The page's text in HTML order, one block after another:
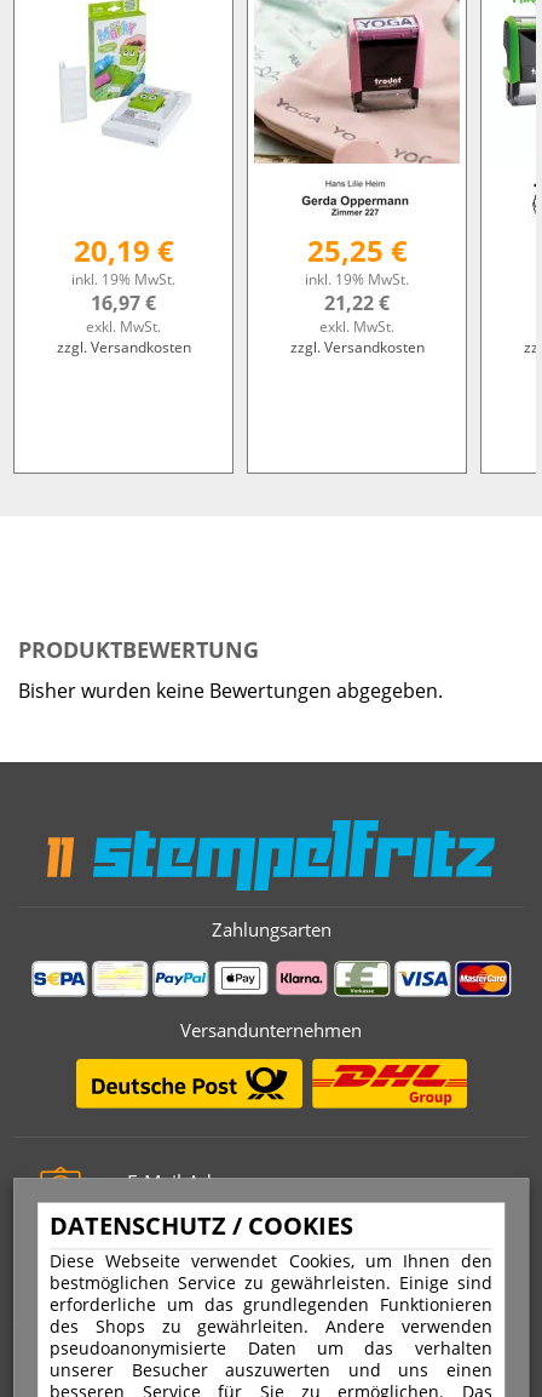
DATENSCHUTZ / COOKIES
Diese Webseite verwendet Cookies, um Ihnen den
bestmöglichen Service zu gewährleisten. Einige sind
erforderliche um das grundlegenden Funktionieren
des Shops zu gewährleiten. Andere verwenden
pseudoanonymisierte Daten um das verhalten
unserer Besucher auszuwerten und uns einen
besseren Service für Sie zu ermöglichen. Das
20,19 €
inkl. 19% MwSt.
16,97 €
exkl. MwSt.
zzgl. Versandkosten
25,25 €
inkl. 19% MwSt.
21,22 €
exkl. MwSt.
zzgl. Versandkosten
PRODUKTBEWERTUNG
Bisher wurden keine Bewertungen abgegeben.
Zahlungsarten
Versandunternehmen
E-Mail-Adresse
info@stempelfritz.de
Telefon
0221 677 812 08
Über uns